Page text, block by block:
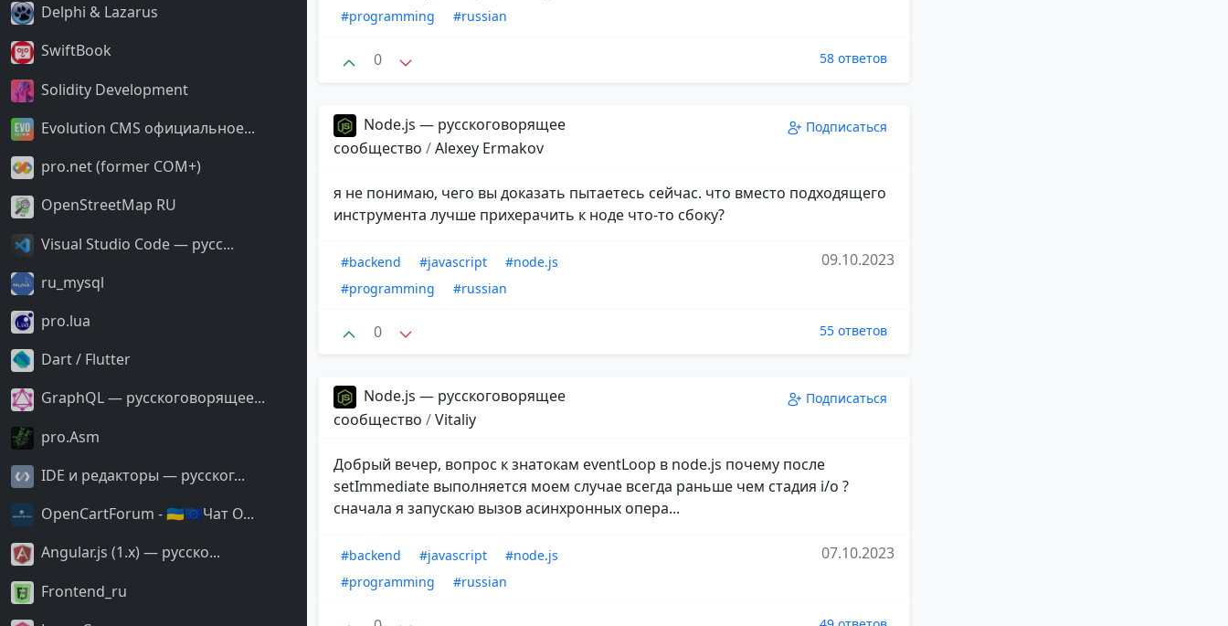
Delphi & Lazarus
SwiftBook
Solidity Development
Evolution CMS официальное...
pro.net (former COM+)
OpenStreetMap RU
Visual Studio Code — русс...
ru_mysql
pro.lua
Dart / Flutter
GraphQL — русскоговорящее...
pro.Asm
IDE и редакторы — русског...
OpenCartForum - 🇺🇦🇪🇺Чат O...
Angular.js (1.x) — русско...
Frontend_ru
#programming
#russian
0 58 ответов
Node.js — русскоговорящее
сообщество /Alexey Ermakov
Подписаться
я не понимаю, чего вы доказать пытаетесь сейчас. что вместо подходящего
инструмента лучше прихерачить к ноде что-то сбоку?
#backend #javascript
#node.js
#programming
#russian
09.10.2023
0 55 ответов
Node.js — русскоговорящее
сообщество /Vitaliy
Подписаться
Добрый вечер, вопрос к знатокам eventLoop в node.js почему после
setImmediate выполняется моем случае всегда раньше чем стадия i/o ?
сначала я запускаю вызов асинхронных опера...
#backend #javascript
#node.js
#programming
#russian
07.10.2023